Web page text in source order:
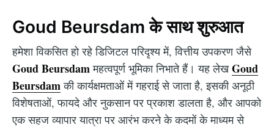
Goud Beursdam के साथ शुरुआत
हमेशा विकसित हो रहे डिजिटल परिदृश्य में, वित्तीय उपकरण जैसे
Goud Beursdamमहत्वपूर्ण भूमिका निभाते हैं। यह लेखGoud
Beursdamकी कार्यक्षमताओं में गहराई से जाता है, इसकी अनूठी
विशेषताओं, फायदे और नुकसान पर प्रकाश डालता है, और आपको
एक सहज व्यापार यात्रा पर आरंभ करने के कदमों के माध्यम से